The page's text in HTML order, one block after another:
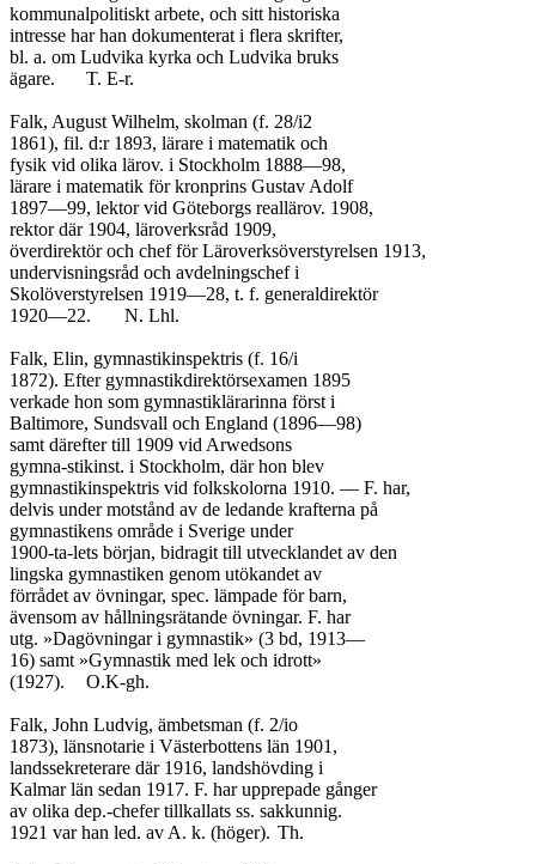
kommunalpolitiskt arbete, och sitt historiska
intresse har han dokumenterat i flera skrifter,
bl. a. om Ludvika kyrka och Ludvika bruks
ägare.	T. E-r.
Falk, August Wilhelm, skolman (f. 28/i2
1861), fil. d:r 1893, lärare i matematik och
fysik vid olika lärov. i Stockholm 1888—98,
lärare i matematik för kronprins Gustav Adolf
1897—99, lektor vid Göteborgs reallärov. 1908,
rektor där 1904, läroverksråd 1909,
överdirektör och chef för Läroverksöverstyrelsen 1913,
undervisningsråd och avdelningschef i
Skolöverstyrelsen 1919—28, t. f. generaldirektör
1920—22.	N. Lhl.
Falk, Elin, gymnastikinspektris (f. 16/i
1872). Efter gymnastikdirektörsexamen 1895
verkade hon som gymnastiklärarinna först i
Baltimore, Sundsvall och England (1896—98)
samt därefter till 1909 vid Arwedsons
gymna-stikinst. i Stockholm, där hon blev
gymnastikinspektris vid folkskolorna 1910. — F. har,
delvis under motstånd av de ledande krafterna på
gymnastikens område i Sverige under
1900-ta-lets början, bidragit till utvecklandet av den
lingska gymnastiken genom utökandet av
förrådet av övningar, spec. lämpade för barn,
ävensom av hållningsrätande övningar. F. har
utg. »Dagövningar i gymnastik» (3 bd, 1913—
16) samt »Gymnastik med lek och idrott»
(1927).	O.K-gh.
Falk, John Ludvig, ämbetsman (f. 2/io
1873), länsnotarie i Västerbottens län 1901,
landssekreterare där 1916, landshövding i
Kalmar län sedan 1917. F. har upprepade gånger
av olika dep.-chefer tillkallats ss. sakkunnig.
1921 var han led. av A. k. (höger).	Th.